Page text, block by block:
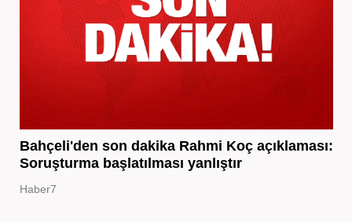
Bahçeli'den son dakika Rahmi Koç açıklaması:
Soruşturma başlatılması yanlıştır
Haber7